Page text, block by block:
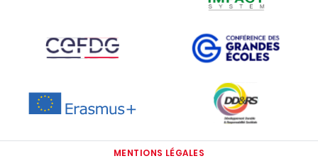
IMAGE
IMAGE IMAGE
MENTIONS LÉGALES